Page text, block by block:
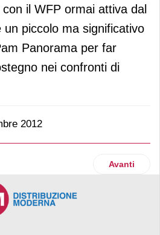
il WFP ormai attiva dal
un piccolo ma significativo
Panorama per far
nei confronti di
2012
apre un nuovo punto vendita a
Articolo
Avanti